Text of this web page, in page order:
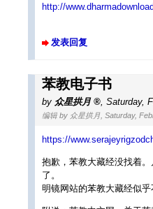
http://
发表回复
苯教电子书
by 众星拱月 Saturday,
编辑 by 众星拱月, Saturday,
https://
抱歉，苯教大藏经没找着
了。
明镜网站的苯教大藏经似乎